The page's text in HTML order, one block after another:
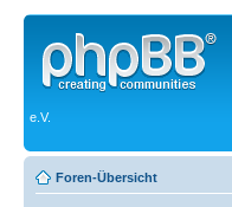
e.V.
Foren-Übersicht